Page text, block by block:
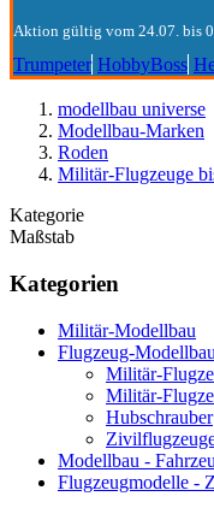
Aktion gültig vom 24.07. bis
Trumpeter HobbyBoss
modellbau universe
Modellbau-Marken
Roden
Militär-Flugzeuge
Kategorie
Maßstab
Kategorien
Militär-Modellbau
Flugzeug-Modellbau
Militär-
Militär-
Hubschrauber
Modellbau -
Flugzeugmodelle -